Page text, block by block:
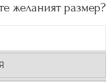
желаният размер?